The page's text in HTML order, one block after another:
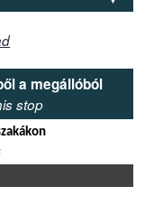
a megállóból
stop